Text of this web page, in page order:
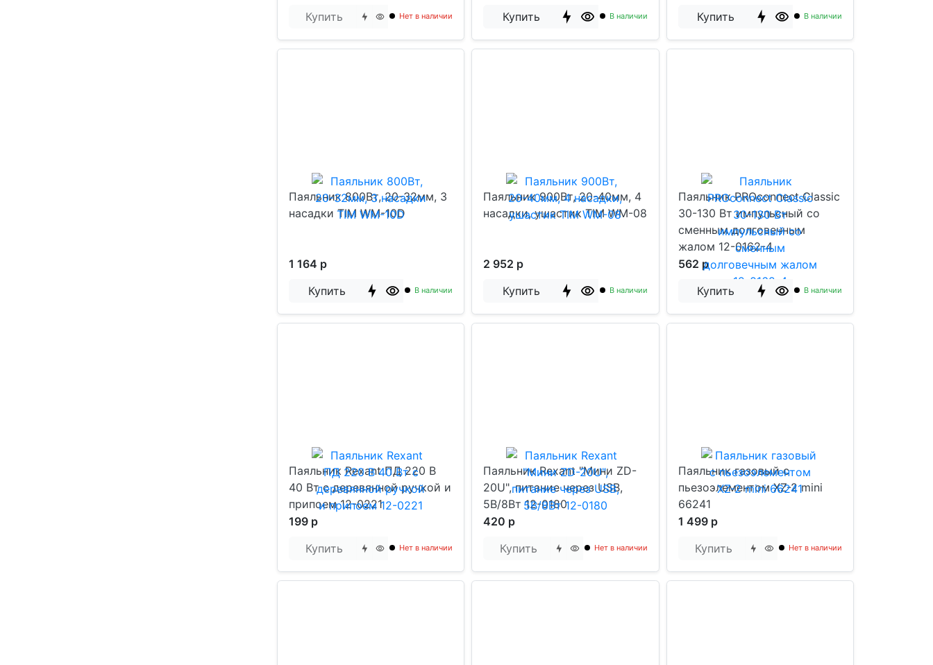
Купить
Нет в наличии
Купить
В наличии
Купить
В наличии
Паяльник 800Вт, 20-32мм, 3
насадки TIM WM-10D
1 164 р
Купить
В наличии
Паяльник 900Вт, 20-40мм, 4
насадки, ушастик TIM WM-08
2 952 р
Купить
В наличии
Паяльник PROconnect Classic
30-130 Вт импульсный со
сменным долговечным
жалом 12-0162-4
562 р
Купить
В наличии
Паяльник Rexant ПД 220 В
40 Вт с деревянной ручкой и
припоем 12-0221
199 р
Купить
Нет в наличии
Паяльник Rexant "Мини ZD-
20U", питание через USB,
5В/8Вт 12-0180
420 р
Купить
Нет в наличии
Паяльник газовый с
пьезоэлементом XZ-2 mini
66241
1 499 р
Купить
Нет в наличии